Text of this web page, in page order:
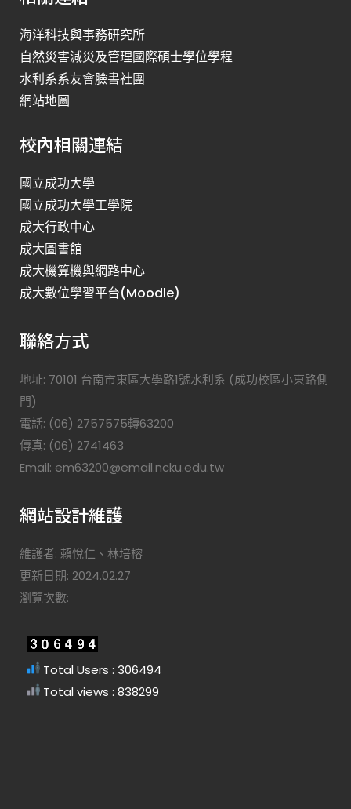
海洋科技與事務研究所
自然災害減災及管理國際碩士學位學程
水利系系友會臉書社團
網站地圖
校內相關連結
國立成功大學
國立成功大學工學院
成大行政中心
成大圖書館
成大機算機與網路中心
成大數位學習平台(Moodle)
聯絡方式
地址: 70101 台南市東區大學路1號水利系 (成功校區小東路側
門)
電話: (06) 2757575轉63200
傳真: (06) 2741463
Email: em63200@email.ncku.edu.tw
網站設計維護
維護者: 賴悅仁、林培榕
更新日期: 2024.02.27
瀏覽次數:
Total Users : 306494
Total views : 838299